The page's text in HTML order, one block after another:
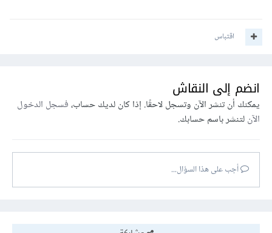
اقتباس
انضم إلى النقاش
يمكنك أن تنشر الآن وتسجل لاحقًا. إذا كان لديك حساب،فسجل الدخول
الآنلتنشر باسم حسابك.
أجب على هذا السؤال...